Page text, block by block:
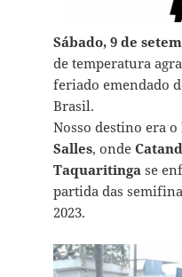
Sábado, 9 de
de temperatura
feriado emendado
Brasil.
Nosso destino era o
Salles, onde
Taquaritinga se
partida das
2023.